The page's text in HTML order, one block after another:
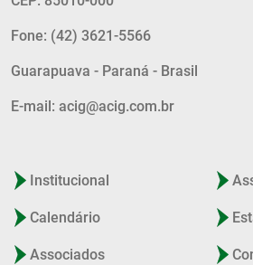
Fone: (42) 3621-5566
Guarapuava - Paraná - Brasil
E-mail: acig@acig.com.br
Institucional
Calendário
Associados